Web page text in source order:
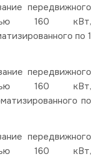
передвижного
160 кВт,
по 1
передвижного
160 кВт,
по
передвижного
160 кВт,